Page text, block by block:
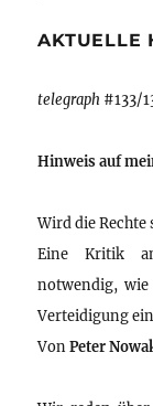
AKTUELLE
telegraph #133/
Hinweis auf
Wird die
Eine Kritik
notwendig,
Verteidigung
VonPeter